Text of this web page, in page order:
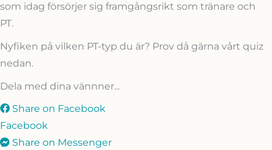
som idag försörjer sig framgångsrikt som tränare och
PT.
Nyfiken på vilken PT-typ du är? Prov då gärna vårt quiz
nedan.
Dela med dina vännner...
Share on Facebook
Facebook
Share on Messenger